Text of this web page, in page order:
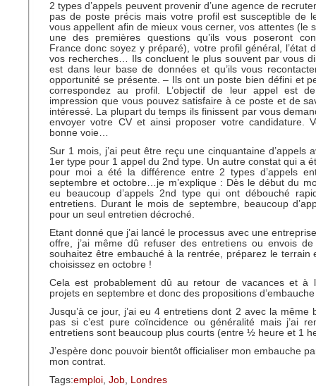
2 types d’appels peuvent provenir d’une agence de
pas de poste précis mais votre profil est susceptible de
vous appellent afin de mieux vous cerner, vos attentes (le
une des premières questions qu’ils vous poseront
France donc soyez y préparé), votre profil général, l’état
vos recherches… Ils concluent le plus souvent par vous
est dans leur base de données et qu’ils vous
opportunité se présente. – Ils ont un poste bien défini et
correspondez au profil. L’objectif de leur appel est
impression que vous pouvez satisfaire à ce poste et de
intéressé. La plupart du temps ils finissent par vous
envoyer votre CV et ainsi proposer votre candidature.
bonne voie…
Sur 1 mois, j’ai peut être reçu une cinquantaine d’appels
1er type pour 1 appel du 2nd type. Un autre constat qui a
pour moi a été la différence entre 2 types d’appels
septembre et octobre…je m’explique : Dès le début du
eu beaucoup d’appels 2nd type qui ont débouché
entretiens. Durant le mois de septembre, beaucoup
pour un seul entretien décroché.
Etant donné que j’ai lancé le processus avec une
offre, j’ai même dû refuser des entretiens ou envois
souhaitez être embauché à la rentrée, préparez le terrain
choisissez en octobre !
Cela est probablement dû au retour de vacances et à
projets en septembre et donc des propositions
Jusqu’à ce jour, j’ai eu 4 entretiens dont 2 avec la même
pas si c’est pure coïncidence ou généralité mais j’ai
entretiens sont beaucoup plus courts (entre ½ heure et 1
J’espère donc pouvoir bientôt officialiser mon embauche
mon contrat.
Tags:emploi, Job, Londres